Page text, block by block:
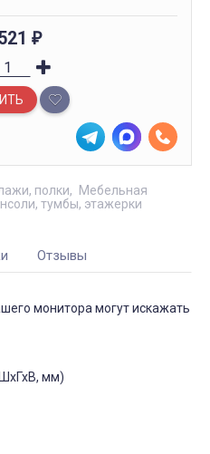
₽
полки
Мебельная
тумбы, этажерки
Отзывы
монитора могут искажать
мм)